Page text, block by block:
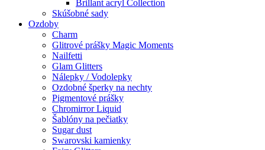
Brillant acryl Collection
Skúšobné sady
Ozdoby
Charm
Glitrové prášky Magic Moments
Nailfetti
Glam Glitters
Nálepky / Vodolepky
Ozdobné šperky na nechty
Pigmentové prášky
Chromirror Liquid
Šablóny na pečiatky
Sugar dust
Swarovski kamienky